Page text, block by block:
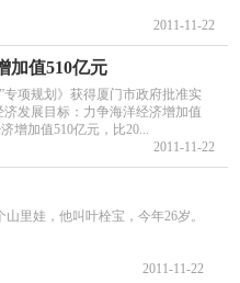
2011-11-22
加值510亿元
项规划》获得厦门市政府批准实
发展目标：力争海洋经济增加值
增加值510亿元，比20...
2011-11-22
里娃，他叫叶栓宝，今年26岁。
2011-11-22